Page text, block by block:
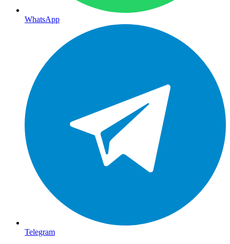
WhatsApp
Telegram